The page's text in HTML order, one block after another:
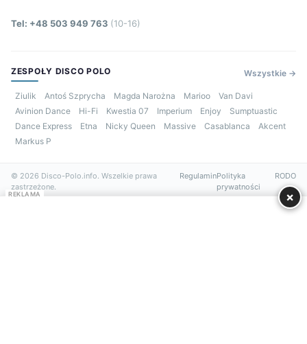
Tel: +48 503 949 763 (10-16)
ZESPOŁY DISCO POLO Wszystkie →
Ziulik Antoś Szprycha Magda Narożna Marioo
Van Davi
Avinion Dance
Hi-Fi Kwestia 07 Imperium Enjoy
Sumptuastic
Dance Express
Etna Nicky Queen Massive Casablanca
Akcent
Markus P
© 2026 Disco-Polo.info. Wszelkie prawa
zastrzeżone.
RegulaminPolityka
prywatności
RODO
REKLAMA ×